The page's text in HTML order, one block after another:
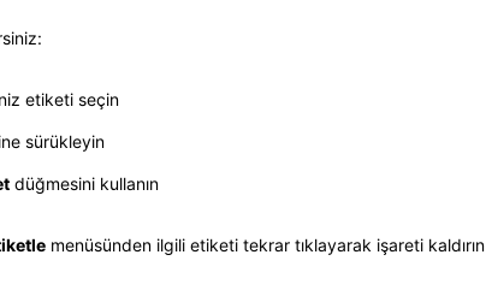
etiketi seçin
sürükleyin
düğmesini kullanın
menüsünden ilgili etiketi tekrar tıklayarak işareti kaldırın